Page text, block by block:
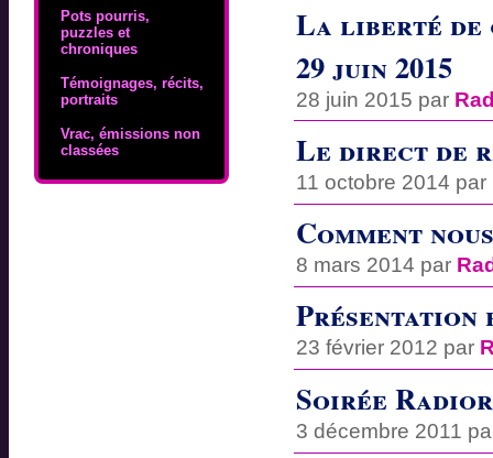
Pots pourris,
puzzles et
chroniques
Témoignages, récits,
portraits
Vrac, émissions non
classées
La liberté
29 juin 2015
28 juin 2015 par
Le direct de
11 octobre 2014 par
Comment
8 mars 2014 par
23 février 2012 par
Soirée
3 décembre 2011